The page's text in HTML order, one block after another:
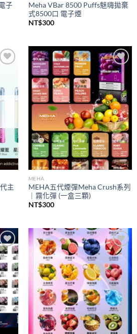
子
Meha VBar 8500 Puffs魅嗨拋棄
式8500口 電子煙
NT$300
主
Add to
wishlist
MEHA
MEHA五代煙彈Meha Crush系列
｜霧化彈 (一盒三顆)
NT$300
to
Add to
wishlist